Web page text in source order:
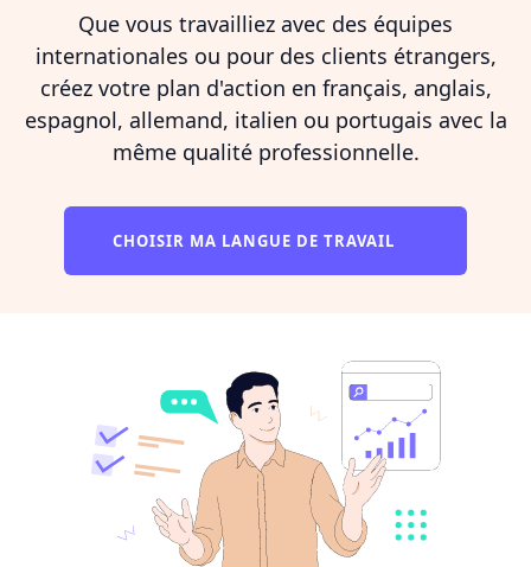
Que vous travailliez avec des équipes
internationales ou pour des clients étrangers,
créez votre plan d'action en français, anglais,
espagnol, allemand, italien ou portugais avec la
même qualité professionnelle.
CHOISIR MA LANGUE DE TRAVAIL